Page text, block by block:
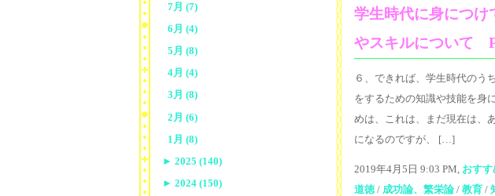
学生時代に身につけ
やスキルについて
６、できれば、学生時代のう
をするための知識や技能を
めは、これは、まだ現在は、
になるのですが、 […]
2019年4月5日 9:03 PM, おす
道徳 / 成功論、繁栄論 / 教育 /
7月 (7)
6月 (4)
5月 (8)
4月 (4)
3月 (8)
2月 (6)
1月 (8)
► 2025 (140)
► 2024 (150)